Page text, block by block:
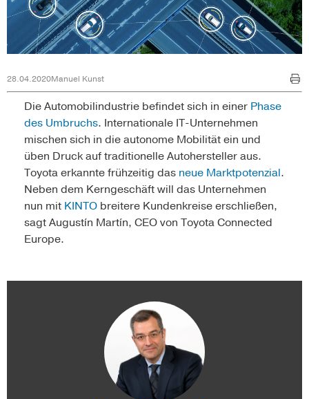
28.04.2020Manuel Kunst
Die Automobilindustrie befindet sich in einer Phase
des Umbruchs. Internationale IT-Unternehmen
mischen sich in die autonome Mobilität ein und
üben Druck auf traditionelle Autohersteller aus.
Toyota erkannte frühzeitig das neue Marktpotenzial.
Neben dem Kerngeschäft will das Unternehmen
nun mit KINTO breitere Kundenkreise erschließen,
sagt Augustín Martín, CEO von Toyota Connected
Europe.